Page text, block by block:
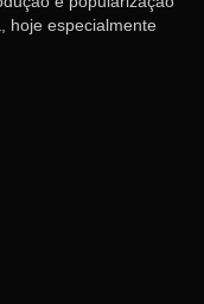
hoje especialmente